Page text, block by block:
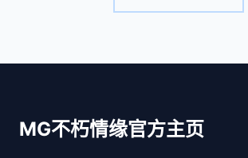
MG不朽情缘官方主页